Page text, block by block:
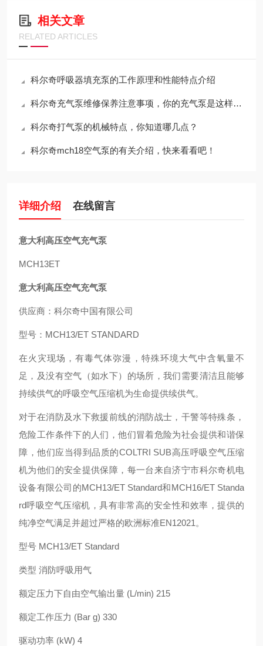
相关文章
RELATED ARTICLES
科尔奇呼吸器填充泵的工作原理和性能特点介绍
科尔奇充气泵维修保养注意事项，你的充气泵是这样养护的吗？
科尔奇打气泵的机械特点，你知道哪几点？
科尔奇mch18空气泵的有关介绍，快来看看吧！
详细介绍 在线留言
意大利高压空气充气泵
MCH13ET
意大利高压空气充气泵
供应商：科尔奇中国有限公司
型号：MCH13/ET STANDARD
在火灾现场，有毒气体弥漫，特殊环境大气中含氧量不
足，及没有空气（如水下）的场所，我们需要清洁且能够
持续供气的呼吸空气压缩机为生命提供续供气。
对于在消防及水下救援前线的消防战士，干警等特殊条，
危险工作条件下的人们，他们冒着危险为社会提供和谐保
障，他们应当得到品质的COLTRI SUB高压呼吸空气压缩
机为他们的安全提供保障，每一台来自济宁市科尔奇机电
设备有限公司的MCH13/ET Standard和MCH16/ET Standa
rd呼吸空气压缩机，具有非常高的安全性和效率，提供的
纯净空气满足并超过严格的欧洲标准EN12021。
型号 MCH13/ET Standard
类型 消防呼吸用气
额定压力下自由空气输出量 (L/min) 215
额定工作压力 (Bar g) 330
驱动功率 (kW) 4